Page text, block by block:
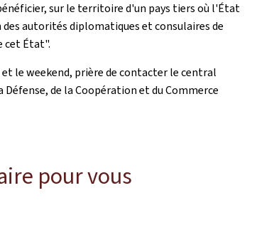
sur le territoire d'un pays tiers où l'État
autorités diplomatiques et consulaires de
cet État".
et le weekend, prière de contacter le central
de la Coopération et du Commerce
pour vous